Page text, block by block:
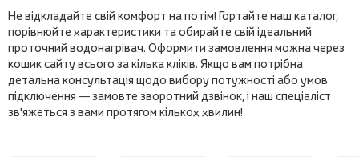
Не відкладайте свій комфорт на потім! Гортайте наш каталог,
порівнюйте характеристики та обирайте свій ідеальний
проточний водонагрівач. Оформити замовлення можна через
кошик сайту всього за кілька кліків. Якщо вам потрібна
детальна консультація щодо вибору потужності або умов
підключення — замовте зворотний дзвінок, і наш спеціаліст
зв'яжеться з вами протягом кількох хвилин!